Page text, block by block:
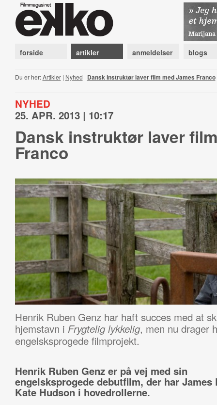
forside artikler anmeldelser blogs
Du er her:Artikler| Nyhed | Dansk instruktør laver film med James Franco
NYHED
25. APR. 2013 | 10:17
Dansk instruktør laver
Franco
Henrik Ruben Genz har haft succes med at
hjemstavn i Frygtelig lykkelig, men nu drager
engelsksprogede filmprojekt.
Henrik Ruben Genz er på vej med sin
engelsksprogede debutfilm, der har James
Kate Hudson i hovedrollerne.